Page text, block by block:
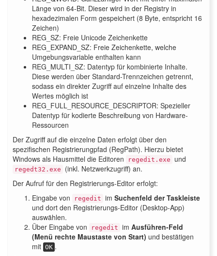
Länge von 64-Bit. Dieser wird in der Registry in
hexadezimalen Form gespeichert (8 Byte, entspricht 16
Zeichen)
REG_SZ: Freie Unicode Zeichenkette
REG_EXPAND_SZ: Freie Zeichenkette, welche
Umgebungsvariable enthalten kann
REG_MULTI_SZ: Datentyp für kombinierte Inhalte.
Diese werden über Standard-Trennzeichen getrennt,
sodass ein direkter Zugriff auf einzelne Inhalte des
Wertes möglich ist
REG_FULL_RESOURCE_DESCRIPTOR: Spezieller
Datentyp für kodierte Beschreibung von Hardware-
Ressourcen
Der Zugriff auf die einzelne Daten erfolgt über den
spezifischen Registrierungpfad (RegPath). Hierzu bietet
Windows als Hausmittel die Editoren
regedit.exe und
regedt32.exe
(inkl. Netzwerkzugriff) an.
Der Aufruf für den Registrierungs-Editor erfolgt:
Eingabe von
regedit im Suchenfeld der Taskleiste
und dort den Registrierungs-Editor (Desktop-App)
auswählen.
Über Eingabe von
regedit im Ausführen-Feld
(Menü rechte Maustaste von Start) und bestätigen
mit OK .